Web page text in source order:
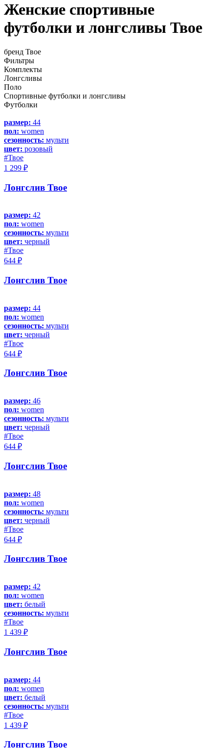
Женские спортивные
футболки и лонгсливы Твое
бренд Твое
Фильтры
Комплекты
Лонгсливы
Поло
Спортивные футболки и лонгсливы
Футболки
размер: 44
пол: women
сезонность: мульти
цвет: розовый
#Твое
1 299 ₽
Лонгслив Твое
размер: 42
пол: women
сезонность: мульти
цвет: черный
#Твое
644 ₽
Лонгслив Твое
размер: 44
пол: women
сезонность: мульти
цвет: черный
#Твое
644 ₽
Лонгслив Твое
размер: 46
пол: women
сезонность: мульти
цвет: черный
#Твое
644 ₽
Лонгслив Твое
размер: 48
пол: women
сезонность: мульти
цвет: черный
#Твое
644 ₽
Лонгслив Твое
размер: 42
пол: women
цвет: белый
сезонность: мульти
#Твое
1 439 ₽
Лонгслив Твое
размер: 44
пол: women
цвет: белый
сезонность: мульти
#Твое
1 439 ₽
Лонгслив Твое